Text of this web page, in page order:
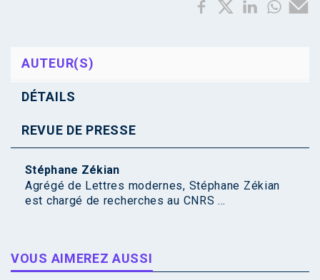
AUTEUR(S)
DÉTAILS
REVUE DE PRESSE
Stéphane Zékian
Agrégé de Lettres modernes, Stéphane Zékian
est chargé de recherches au CNRS ...
VOUS AIMEREZ AUSSI